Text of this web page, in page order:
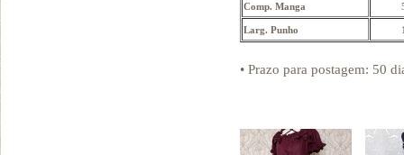
Comp. Manga
Larg. Punho
• Prazo para postagem: 50